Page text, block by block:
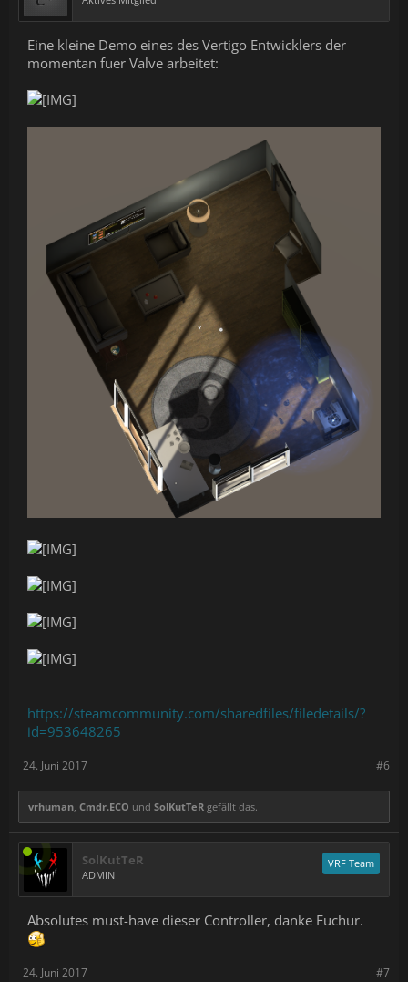
Eine kleine Demo eines des Vertigo Entwicklers der
momentan fuer Valve arbeitet:
https://steamcommunity.com/sharedfiles/filedetails/?
id=953648265
#6
24. Juni 2017
vrhuman, Cmdr.ECO und SolKutTeR gefällt das.
SolKutTeR
ADMIN
VRF Team
Absolutes must-have dieser Controller, danke Fuchur.
#7
24. Juni 2017